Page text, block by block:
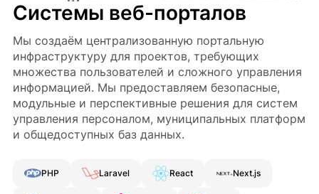
Системы веб-порталов
Мы создаём централизованную портальную
инфраструктуру для проектов, требующих
множества пользователей и сложного управления
информацией. Мы предоставляем безопасные,
модульные и перспективные решения для систем
управления персоналом, муниципальных платформ
и общедоступных баз данных.
PHP Laravel React Next.js